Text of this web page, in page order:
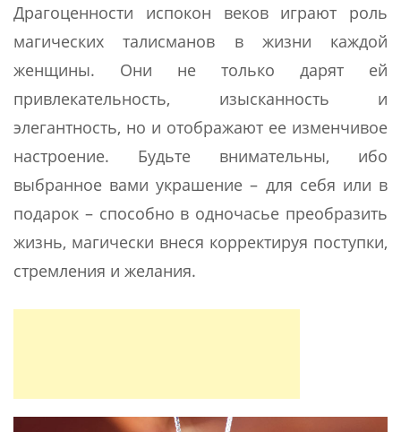
Драгоценности испокон веков играют роль
магических талисманов в жизни каждой
женщины. Они не только дарят ей
привлекательность, изысканность и
элегантность, но и отображают ее изменчивое
настроение. Будьте внимательны, ибо
выбранное вами украшение – для себя или в
подарок – способно в одночасье преобразить
жизнь, магически внеся корректируя поступки,
стремления и желания.